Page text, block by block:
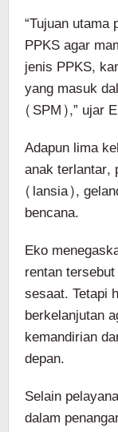
“Tujuan
PPKS agar
jenis PPKS,
yang masuk
(SPM),” ujar
Adapun lima
anak terlantar,
(lansia),
bencana.
Eko
rentan
sesaat. Tetapi
berkelanjutan
kemandirian
depan.
Selain
dalam